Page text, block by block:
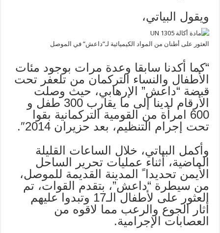
ويقول البياتي،
العثور على أطنان من المواد الكيميائية لـ”داعش” في الموصل
“كما أكدنا سابقا وعدة مرات بوجود مئات
الأطفال والنساء التركمان من تلعفر تحت
قبضة “داعش” الإرهابي، حيث وصلت
الأرقام لدينا إلى ما يقارب 300 طفل و
600 امرأة من القومية التركمانية بقوا
تحت إجرام التنظيم، بعد حزيران 2014″.
وأكمل البياتي، خلال الساعات القليلة
الماضية، أثناء عمليات تحرير الساحل
الأيمن تحديدا ً المدينة القديمة للموصل،
من سيطرة “داعش”، بتقدم القوات، تم
العثور على لأطفال الـ17 وتبدوا عليهم
أثار الجوع والرعب مما لاقوه من
العصابات الإجرامية.